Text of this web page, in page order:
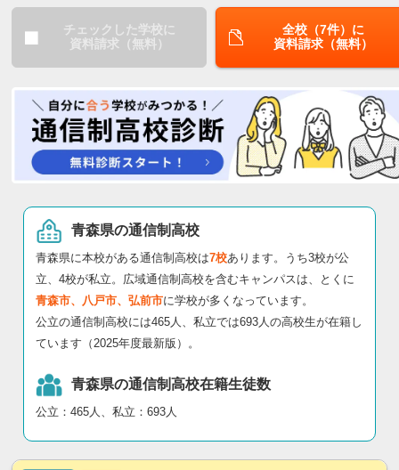
チェックした学校に
資料請求（無料）
全校（7件）に
資料請求（無料）
青森県の通信制高校
青森県に本校がある通信制高校は7校あります。うち3校が公
立、4校が私立。広域通信制高校を含むキャンパスは、とくに
青森市、八戸市、弘前市に学校が多くなっています。
公立の通信制高校には465人、私立では693人の高校生が在籍し
ています（2025年度最新版）。
青森県の通信制高校在籍生徒数
公立：465人、私立：693人